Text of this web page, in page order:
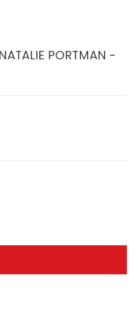
PORTMAN -